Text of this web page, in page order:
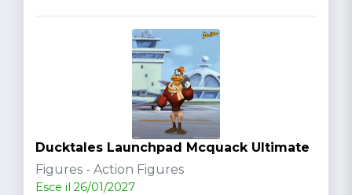
Ducktales Launchpad Mcquack Ultimate
Figures - Action Figures
Esce il 26/01/2027